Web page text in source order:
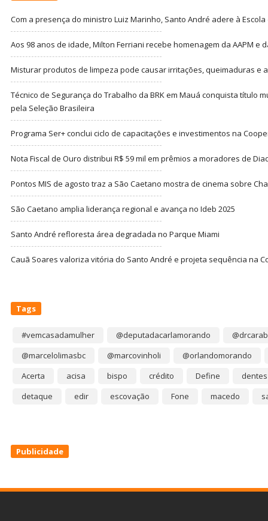
Com a presença do ministro Luiz Marinho, Santo André adere à
Aos 98 anos de idade, Milton Ferriani recebe homenagem da AAPM e
Misturar produtos de limpeza pode causar irritações, queimaduras e
Técnico de Segurança do Trabalho da BRK em Mauá conquista título
pela Seleção Brasileira
Programa Ser+ conclui ciclo de capacitações e investimentos na
Nota Fiscal de Ouro distribui R$ 59 mil em prêmios a moradores de
Pontos MIS de agosto traz a São Caetano mostra de cinema sobre
São Caetano amplia liderança regional e avança no Ideb 2025
Santo André refloresta área degradada no Parque Miami
Cauã Soares valoriza vitória do Santo André e projeta sequência na
Tags
#vemcasadamulher @deputadacarlamorando
@marcelolimasbc
@marcovinholi
@orlandomorando
Acerta
acisa bispo crédito Define
dentes
detaque
edir escovação Fone macedo
Publicidade